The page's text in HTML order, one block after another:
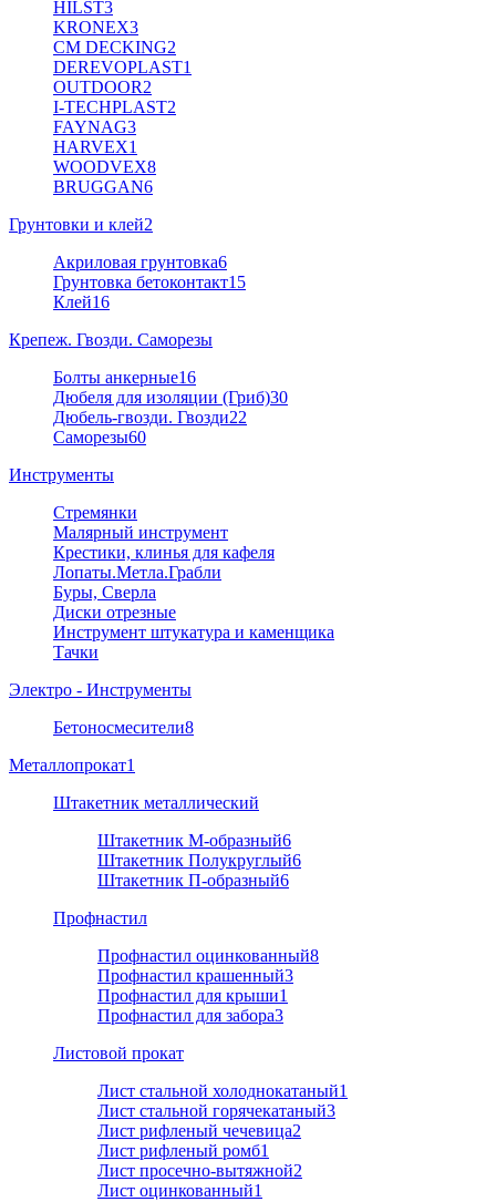
HILST3
KRONEX3
CM DECKING2
DEREVOPLAST1
OUTDOOR2
I-TECHPLAST2
FAYNAG3
HARVEX1
WOODVEX8
BRUGGAN6
Грунтовки и клей2
Акриловая грунтовка6
Грунтовка бетоконтакт15
Клей16
Крепеж. Гвозди. Саморезы
Болты анкерные16
Дюбеля для изоляции (Гриб)30
Дюбель-гвозди. Гвозди22
Саморезы60
Инструменты
Стремянки
Малярный инструмент
Крестики, клинья для кафеля
Лопаты.Метла.Грабли
Буры, Сверла
Диски отрезные
Инструмент штукатура и каменщика
Тачки
Электро - Инструменты
Бетоносмесители8
Металлопрокат1
Штакетник металлический
Штакетник М-образный6
Штакетник Полукруглый6
Штакетник П-образный6
Профнастил
Профнастил оцинкованный8
Профнастил крашенный3
Профнастил для крыши1
Профнастил для забора3
Листовой прокат
Лист стальной холоднокатаный1
Лист стальной горячекатаный3
Лист рифленый чечевица2
Лист рифленый ромб1
Лист просечно-вытяжной2
Лист оцинкованный1